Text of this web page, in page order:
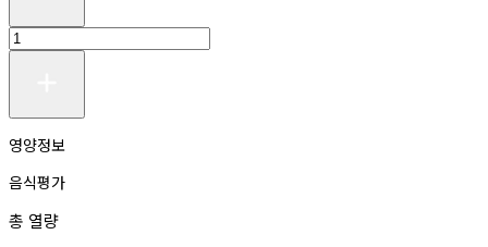
영양정보
음식평가
총 열량